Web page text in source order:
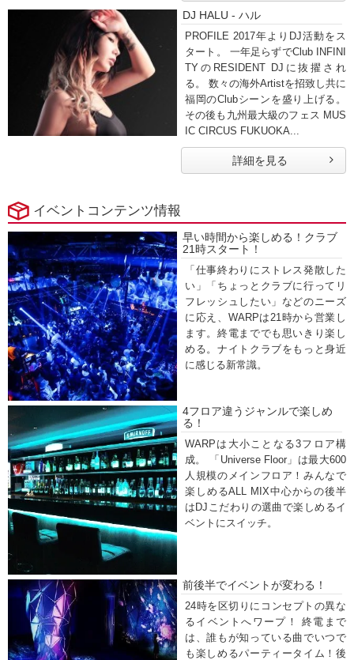
DJ HALU - ハル
PROFILE 2017年よりDJ活動をス
タート。 一年足らずでClub INFINI
TYのRESIDENT DJに抜擢され
る。 数々の海外Artistを招致し共に
福岡のClubシーンを盛り上げる。
その後も九州最大級のフェス MUS
IC CIRCUS FUKUOKA...
詳細を見る
イベントコンテンツ情報
早い時間から楽しめる！クラブ
21時スタート！
「仕事終わりにストレス発散した
い」「ちょっとクラブに行ってリ
フレッシュしたい」などのニーズ
に応え、WARPは21時から営業し
ます。終電まででも思いきり楽し
める。ナイトクラブをもっと身近
に感じる新常識。
4フロア違うジャンルで楽しめ
る！
WARPは大小ことなる3フロア構
成。 「Universe Floor」は最大600
人規模のメインフロア！みんなで
楽しめるALL MIX中心からの後半
はDJこだわりの選曲で楽しめるイ
ベントにスイッチ。
前後半でイベントが変わる！
24時を区切りにコンセプトの異な
るイベントへワープ！ 終電まで
は、誰もが知っている曲でいつで
も楽しめるパーティータイム！後